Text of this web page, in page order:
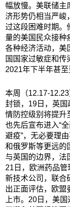
幅放慢。美联储主
济形势仍相当严峻
过这段困难时期。
量的美国民众接种
各种经济活动，美
国国家过敏症和传
2021年下半年甚
本周（12.17-
封锁，19日，英
情防控级别将提升
也先后宣布进入“
避疫”，无必要理
和俄罗斯等更远的
与英国的边界，法
21日，欧洲药品
新技术公司，联合
出正面评估，欧盟
上市。20日，美